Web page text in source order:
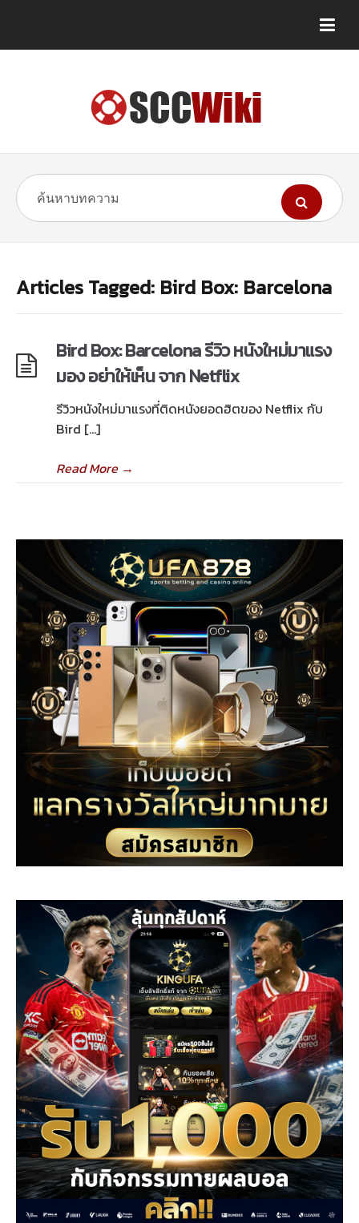
Articles Tagged: Bird Box: Barcelona
Bird Box: Barcelona รีวิว หนังใหม่มาแรง
มอง อย่าให้เห็น จาก Netflix
รีวิวหนังใหม่มาแรงที่ติดหนังยอดฮิตของ Netflix กับ
Bird […]
Read More→